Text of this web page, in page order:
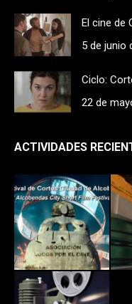
El cine de
5 de junio
Ciclo:
22 de
ACTIVIDADES